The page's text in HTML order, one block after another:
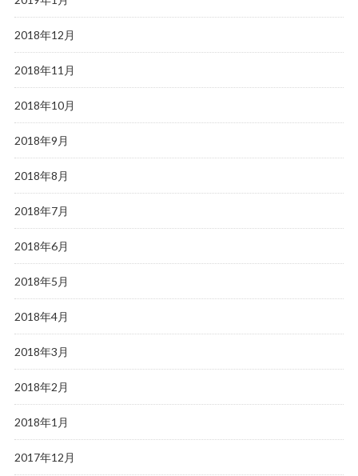
2018年12月
2018年11月
2018年10月
2018年9月
2018年8月
2018年7月
2018年6月
2018年5月
2018年4月
2018年3月
2018年2月
2018年1月
2017年12月